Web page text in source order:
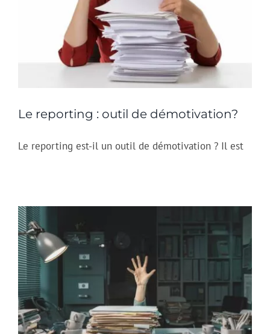
Le reporting : outil de démotivation?
Le reporting est-il un outil de démotivation ? Il est